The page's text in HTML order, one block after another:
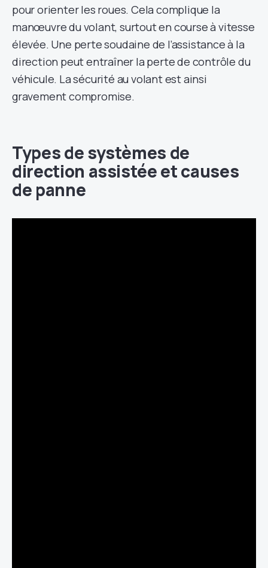
pour orienter les roues. Cela complique la
manœuvre du volant, surtout en course à vitesse
élevée. Une perte soudaine de l’assistance à la
direction peut entraîner la perte de contrôle du
véhicule. La sécurité au volant est ainsi
gravement compromise.
Types de systèmes de
direction assistée et causes
de panne